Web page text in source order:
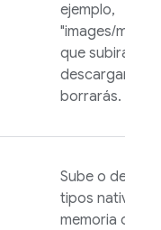
ejemplo,
"images/
que subirás,
descargarás o
borrarás.
Sube o
tipos nativos
memoria o en